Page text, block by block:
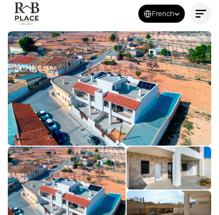
Select Language
French
Contactez-nous maintenant